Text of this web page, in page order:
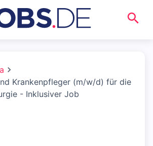
Krankenpfleger (m/w/d) für die
- Inklusiver Job